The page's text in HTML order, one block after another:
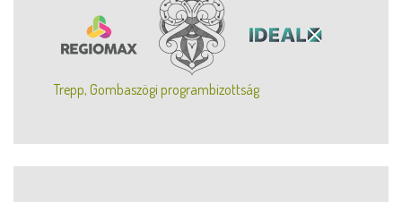
Trepp, Gombaszögi programbizottság